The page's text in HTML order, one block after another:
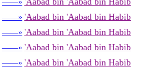
——» 'Aabad bin 'Aabad bin Habib
——» 'Aabad bin 'Aabad bin Habib
——» 'Aabad bin 'Aabad bin Habib
——» 'Aabad bin 'Aabad bin Habib